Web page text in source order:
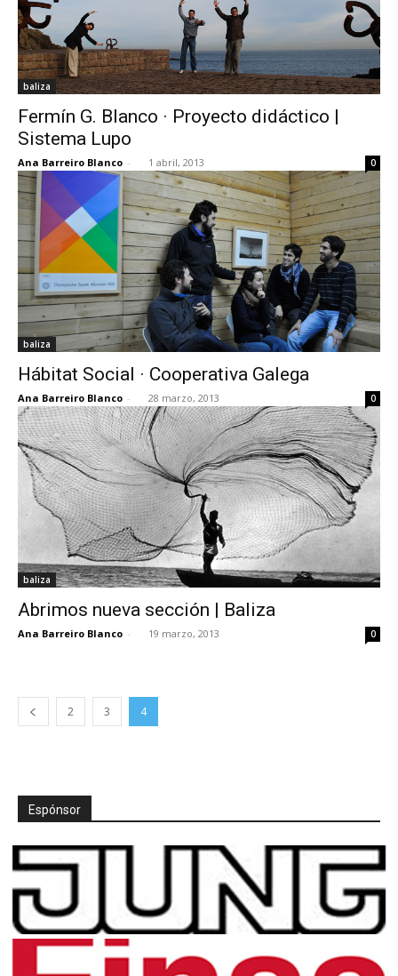
baliza
Fermín G. Blanco · Proyecto didáctico |
Sistema Lupo
Ana Barreiro Blanco - 1 abril, 2013 0
baliza
Hábitat Social · Cooperativa Galega
Ana Barreiro Blanco - 28 marzo, 2013 0
baliza
Abrimos nueva sección | Baliza
Ana Barreiro Blanco - 19 marzo, 2013 0
2 3 4
Espónsor